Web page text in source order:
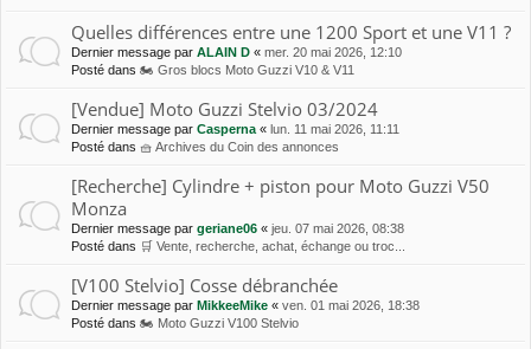
Quelles différences entre une 1200 Sport et une V11 ?
Dernier message par ALAIN D « mer. 20 mai 2026, 12:10
Posté dans 🏍 Gros blocs Moto Guzzi V10 & V11
[Vendue] Moto Guzzi Stelvio 03/2024
Dernier message par Casperna « lun. 11 mai 2026, 11:11
Posté dans 🧺 Archives du Coin des annonces
[Recherche] Cylindre + piston pour Moto Guzzi V50
Monza
Dernier message par geriane06 « jeu. 07 mai 2026, 08:38
Posté dans 🛒 Vente, recherche, achat, échange ou troc...
[V100 Stelvio] Cosse débranchée
Dernier message par MikkeeMike « ven. 01 mai 2026, 18:38
Posté dans 🏍 Moto Guzzi V100 Stelvio